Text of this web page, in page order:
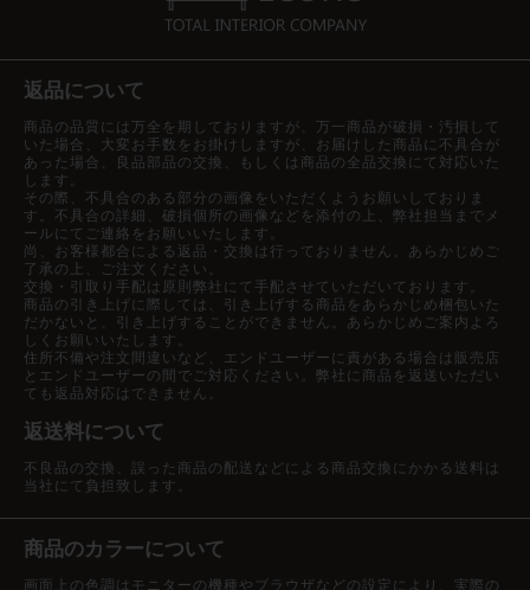
返品について
商品の品質には万全を期しておりますが、万一商品が破損・汚損して
いた場合、大変お手数をお掛けしますが、お届けした商品に不具合が
あった場合、良品部品の交換、もしくは商品の全品交換にて対応いた
します。
その際、不具合のある部分の画像をいただくようお願いしておりま
す。不具合の詳細、破損個所の画像などを添付の上、弊社担当までメ
ールにてご連絡をお願いいたします。
尚、お客様都合による返品・交換は行っておりません。あらかじめご
了承の上、ご注文ください。
交換・引取り手配は原則弊社にて手配させていただいております。
商品の引き上げに際しては、引き上げする商品をあらかじめ梱包いた
だかないと、引き上げすることができません。あらかじめご案内よろ
しくお願いいたします。
住所不備や注文間違いなど、エンドユーザーに責がある場合は販売店
とエンドユーザーの間でご対応ください。弊社に商品を返送いただい
ても返品対応はできません。
返送料について
不良品の交換、誤った商品の配送などによる商品交換にかかる送料は
当社にて負担致します。
商品のカラーについて
画面上の色調はモニターの機種やブラウザなどの設定により、実際の